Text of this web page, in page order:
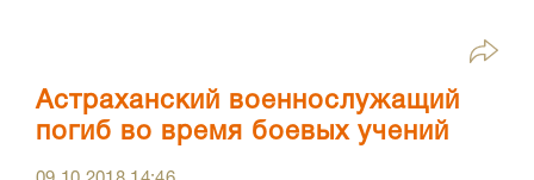
Астраханский военнослужащий
погиб во время боевых учений